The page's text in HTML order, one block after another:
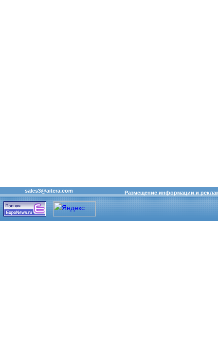
sales3@aitera.com Размещение информации и